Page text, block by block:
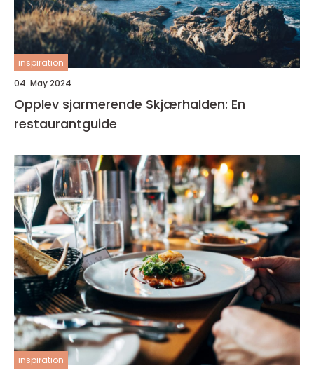
inspiration
04. May 2024
Opplev sjarmerende Skjærhalden: En
restaurantguide
inspiration